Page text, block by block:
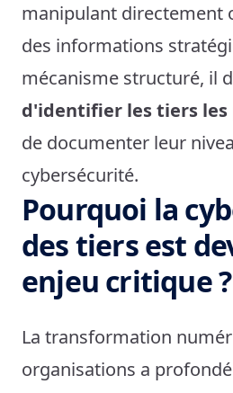
manipulant directement
des informations
mécanisme structuré, il
d'identifier les tiers
de documenter leur
cybersécurité.
Pourquoi la
des tiers est
enjeu critique ?
La transformation
organisations a